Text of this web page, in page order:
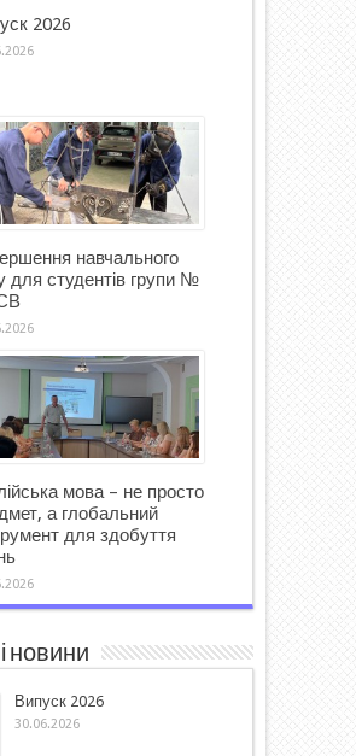
2026
навчального
для студентів групи №
мова – не просто
а глобальний
для здобуття
новини
Випуск 2026
30.06.2026